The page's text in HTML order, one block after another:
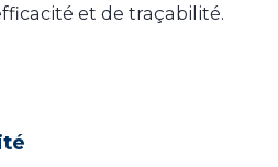
et de traçabilité.